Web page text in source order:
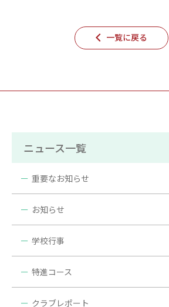
一覧に戻る
ニュース一覧
重要なお知らせ
お知らせ
学校行事
特進コース
クラブレポート